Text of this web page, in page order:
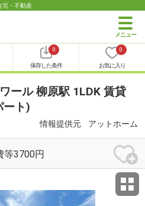
宅・不動産
0
保存した条件
0
お気に入り
ール 柳原駅 1LDK 賃貸
ート)
情報提供元 アットホーム
等3700円